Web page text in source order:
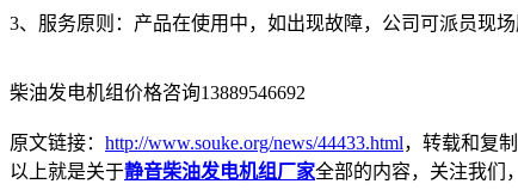
3、服务原则：产品在使用中，如出现故障，公司可派员现场
柴油发电机组价格咨询13889546692
原文链接： http://www.souke.org/news/44433.html，转载和复
以上就是关于静音柴油发电机组厂家全部的内容，关注我们